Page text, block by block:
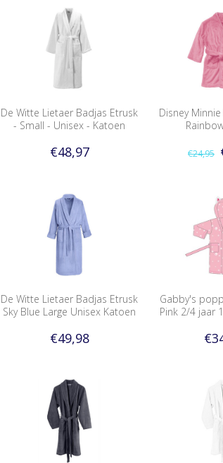
De Witte Lietaer Badjas Etrusk
- Small - Unisex - Katoen
€48,97
Disney
€24,95
De Witte Lietaer Badjas Etrusk
Sky Blue Large Unisex Katoen
€49,98
Gabby's
Pink 2/4 jaar